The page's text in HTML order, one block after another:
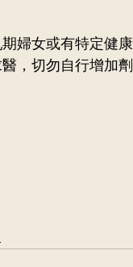
婦女或有特定健
，切勿自行增加